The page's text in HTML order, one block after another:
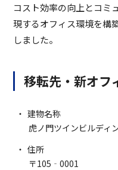
コスト効率の向上とコミ
現するオフィス環境を構
しました。
移転先・新オフ
建物名称
虎ノ門ツインビルディ
住所
〒105‐0001